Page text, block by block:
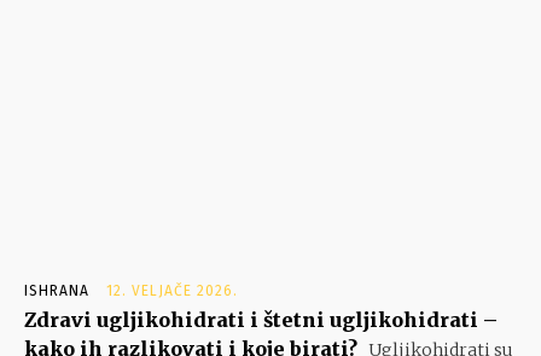
ISHRANA 12. VELJAČE 2026.
Zdravi ugljikohidrati i štetni ugljikohidrati –
kako ih razlikovati i koje birati? Ugljikohidrati su